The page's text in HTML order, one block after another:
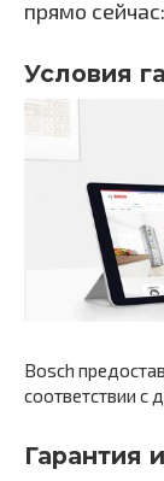
прямо сейчас:
Условия
Bosch
соответствии
Гарантия